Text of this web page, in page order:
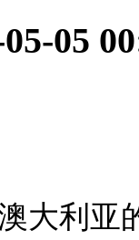
05
利亚